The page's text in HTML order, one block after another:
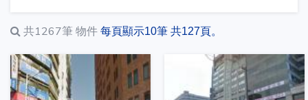
共1267筆 物件 每頁顯示10筆 共127頁。